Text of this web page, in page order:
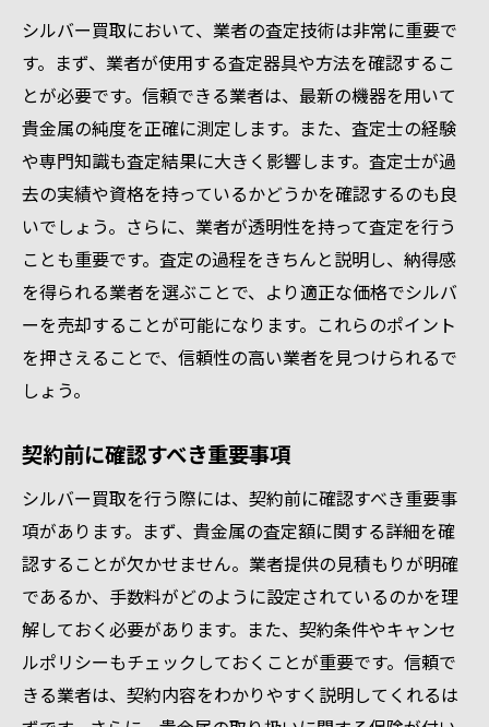
シルバー買取において、業者の査定技術は非常に重要で
す。まず、業者が使用する査定器具や方法を確認するこ
とが必要です。信頼できる業者は、最新の機器を用いて
貴金属の純度を正確に測定します。また、査定士の経験
や専門知識も査定結果に大きく影響します。査定士が過
去の実績や資格を持っているかどうかを確認するのも良
いでしょう。さらに、業者が透明性を持って査定を行う
ことも重要です。査定の過程をきちんと説明し、納得感
を得られる業者を選ぶことで、より適正な価格でシルバ
ーを売却することが可能になります。これらのポイント
を押さえることで、信頼性の高い業者を見つけられるで
しょう。
契約前に確認すべき重要事項
シルバー買取を行う際には、契約前に確認すべき重要事
項があります。まず、貴金属の査定額に関する詳細を確
認することが欠かせません。業者提供の見積もりが明確
であるか、手数料がどのように設定されているのかを理
解しておく必要があります。また、契約条件やキャンセ
ルポリシーもチェックしておくことが重要です。信頼で
きる業者は、契約内容をわかりやすく説明してくれるは